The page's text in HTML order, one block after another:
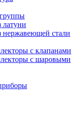
латуни
нержавеющей стали
с клапанами
с шаровыми